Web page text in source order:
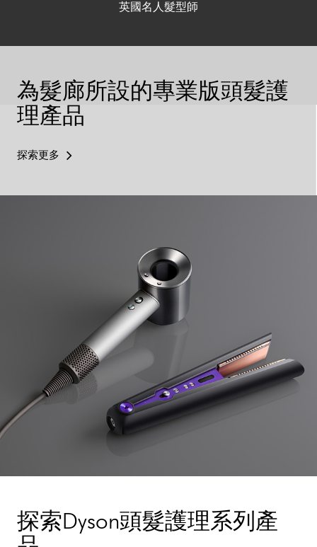
英國名人髮型師
為髮廊所設的專業版頭髮護
理產品
探索更多
探索Dyson頭髮護理系列產